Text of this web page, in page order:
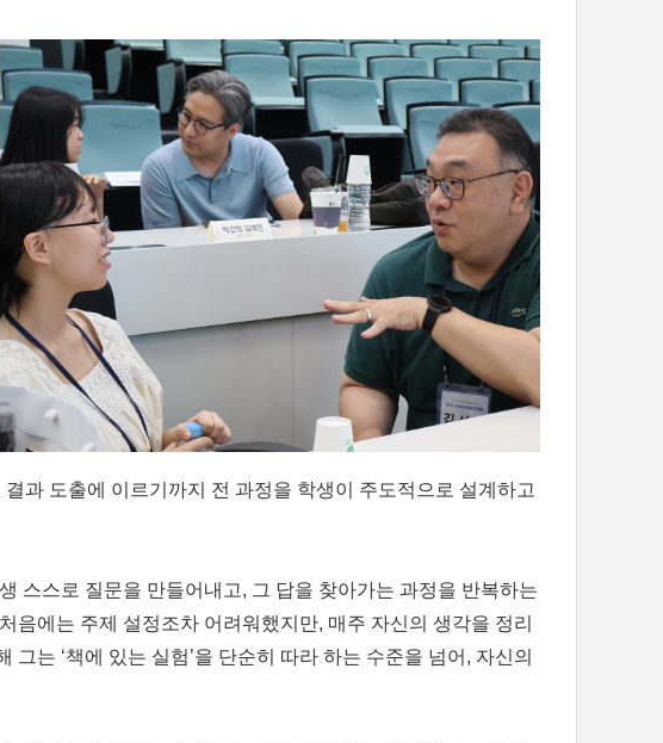
과 도출에 이르기까지 전 과정을 학생이 주도적으로 설계하고
스스로 질문을 만들어내고, 그 답을 찾아가는 과정을 반복하는
에는 주제 설정조차 어려워했지만, 매주 자신의 생각을 정리
는 ‘책에 있는 실험’을 단순히 따라 하는 수준을 넘어, 자신의